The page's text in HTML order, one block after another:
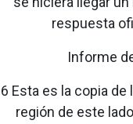
respuesta
Informe
6 Esta es la copia de
región de este